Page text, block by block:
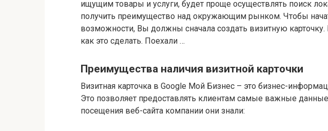
ищущим товары и услуги, будет проще осуществлять поиск
получить преимущество над окружающим рынком. Чтобы
возможности, Вы должны сначала создать визитную
как это сделать. Поехали …
Преимущества наличия визитной карточки
Визитная карточка в Google Мой Бизнес – это бизнес-
Это позволяет предоставлять клиентам самые важные
посещения веб-сайта компании они знали: